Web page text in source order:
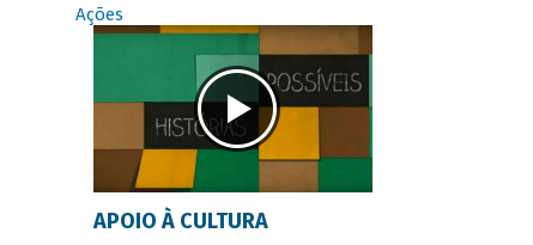
Ações
APOIO À CULTURA